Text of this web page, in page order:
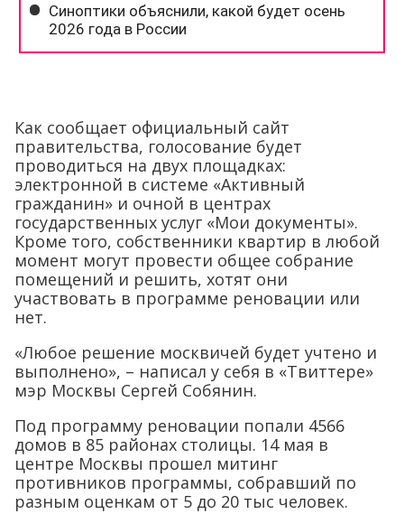
Как сообщает официальный сайт
правительства, голосование будет
проводиться на двух площадках:
электронной в системе «Активный
гражданин» и очной в центрах
государственных услуг «Мои документы».
Кроме того, собственники квартир в любой
момент могут провести общее собрание
помещений и решить, хотят они
участвовать в программе реновации или
нет.
«Любое решение москвичей будет учтено и
выполнено», – написал у себя в «Твиттере»
мэр Москвы Сергей Собянин.
Под программу реновации попали 4566
домов в 85 районах столицы. 14 мая в
центре Москвы прошел митинг
противников программы, собравший по
разным оценкам от 5 до 20 тыс человек.